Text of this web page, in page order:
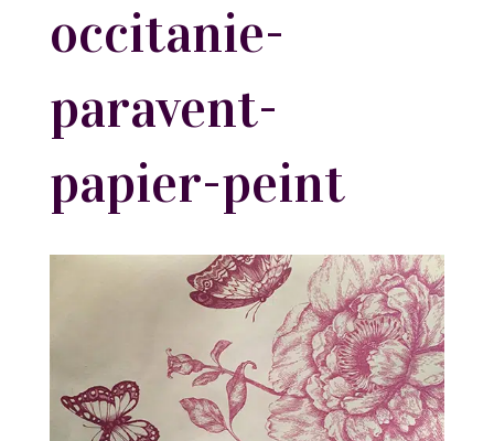
occitanie-
paravent-
papier-peint